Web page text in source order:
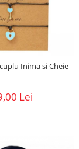
Inima si Cheie
Lei